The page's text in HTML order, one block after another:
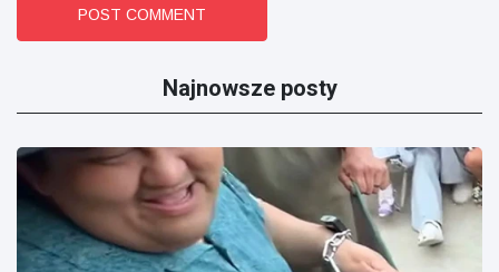
POST COMMENT
Najnowsze posty